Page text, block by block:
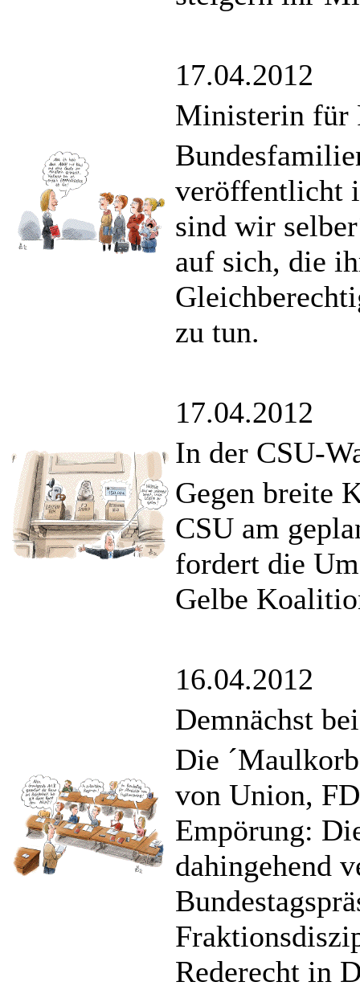
17.04.2012
Ministerin für
veröffentlicht
sind wir
auf sich, die
zu tun.
17.04.2012
In der CSU-
Gegen breite
CSU am
fordert die
Gelbe
16.04.2012
Demnächst
Die
von Union,
Empörung:
dahingehend
Rederecht in